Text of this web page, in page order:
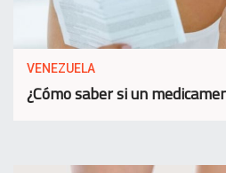
VENEZUELA
¿Cómo saber si un